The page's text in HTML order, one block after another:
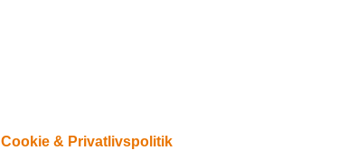
Cookie & Privatlivspolitik